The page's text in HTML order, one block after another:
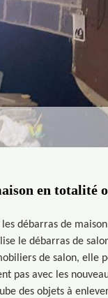
en totalité
débarras de
le débarras de
de salon, elle
pas avec les
des objets à